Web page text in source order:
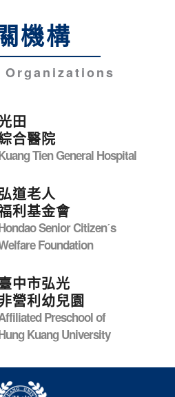
機構
田
合醫院
Tien General Hospital
道老人
利基金會
Senior Citizenˊs
Foundation
中市弘光
營利幼兒園
Preschool of
Kuang University